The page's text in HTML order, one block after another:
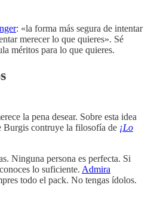
: «la forma más segura de intentar
merecer lo que quieres». Sé
méritos para lo que quieres.
la pena desear. Sobre esta idea
contruye la filosofía de ¡Lo
Ninguna persona es perfecta. Si
lo suficiente. Admira
todo el pack. No tengas ídolos.